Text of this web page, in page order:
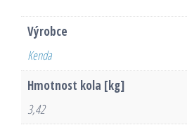
Výrobce
Kenda
Hmotnost kola [kg]
3,42